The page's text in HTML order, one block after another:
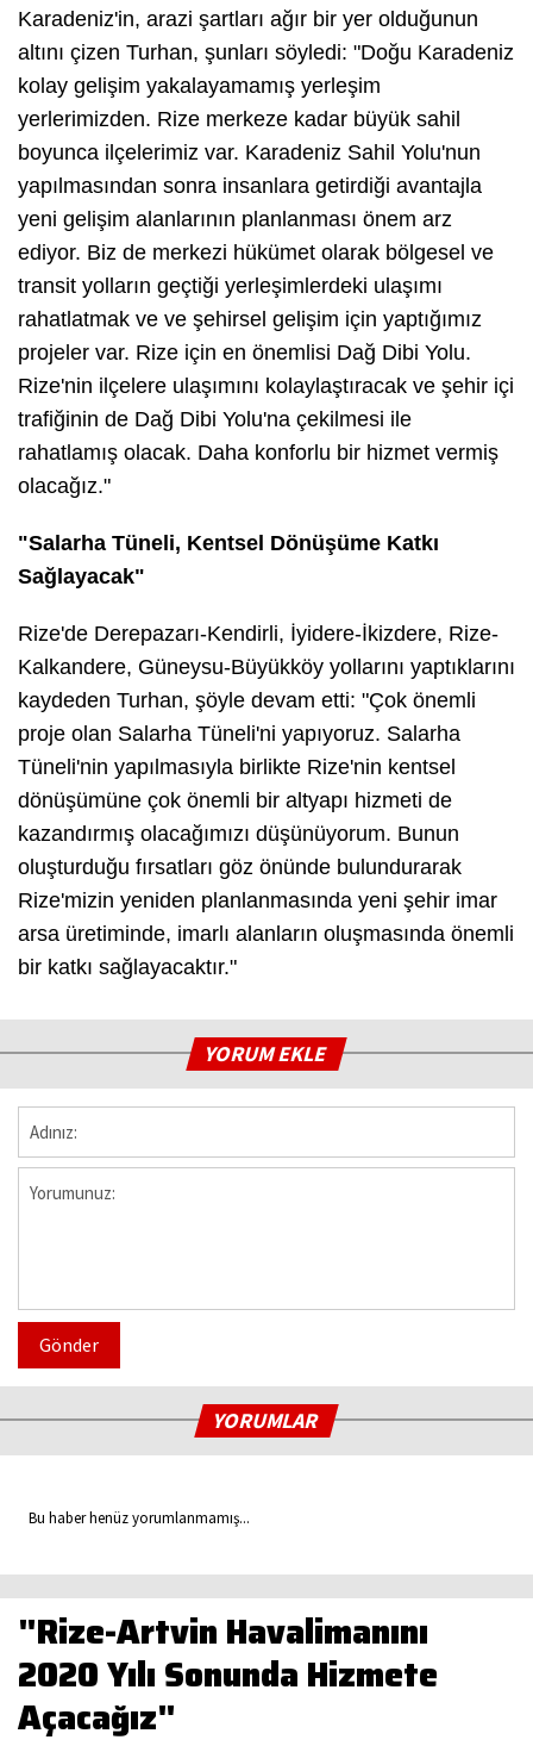
Karadeniz'in, arazi şartları ağır bir yer olduğunun
altını çizen Turhan, şunları söyledi: "Doğu Karadeniz
kolay gelişim yakalayamamış yerleşim
yerlerimizden. Rize merkeze kadar büyük sahil
boyunca ilçelerimiz var. Karadeniz Sahil Yolu'nun
yapılmasından sonra insanlara getirdiği avantajla
yeni gelişim alanlarının planlanması önem arz
ediyor. Biz de merkezi hükümet olarak bölgesel ve
transit yolların geçtiği yerleşimlerdeki ulaşımı
rahatlatmak ve ve şehirsel gelişim için yaptığımız
projeler var. Rize için en önemlisi Dağ Dibi Yolu.
Rize'nin ilçelere ulaşımını kolaylaştıracak ve şehir içi
trafiğinin de Dağ Dibi Yolu'na çekilmesi ile
rahatlamış olacak. Daha konforlu bir hizmet vermiş
olacağız."
"Salarha Tüneli, Kentsel Dönüşüme Katkı
Sağlayacak"
Rize'de Derepazarı-Kendirli, İyidere-İkizdere, Rize-
Kalkandere, Güneysu-Büyükköy yollarını yaptıklarını
kaydeden Turhan, şöyle devam etti: "Çok önemli
proje olan Salarha Tüneli'ni yapıyoruz. Salarha
Tüneli'nin yapılmasıyla birlikte Rize'nin kentsel
dönüşümüne çok önemli bir altyapı hizmeti de
kazandırmış olacağımızı düşünüyorum. Bunun
oluşturduğu fırsatları göz önünde bulundurarak
Rize'mizin yeniden planlanmasında yeni şehir imar
arsa üretiminde, imarlı alanların oluşmasında önemli
bir katkı sağlayacaktır."
YORUM EKLE
Gönder
YORUMLAR
Bu haber henüz yorumlanmamış...
"Rize-Artvin Havalimanını
2020 Yılı Sonunda Hizmete
Açacağız"